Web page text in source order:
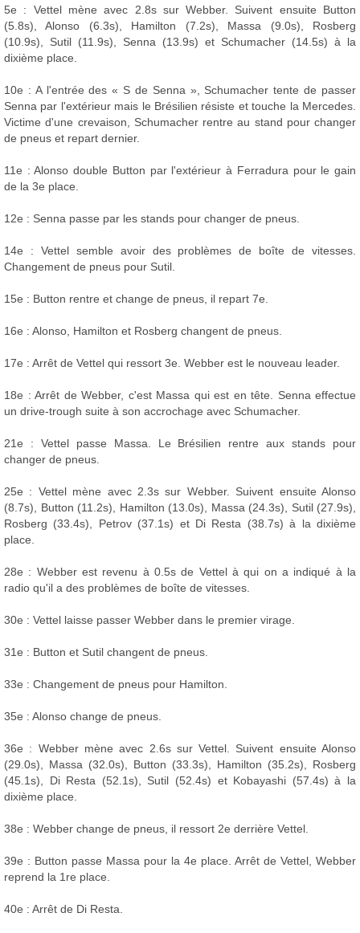
5e : Vettel mène avec 2.8s sur Webber. Suivent ensuite Button
(5.8s), Alonso (6.3s), Hamilton (7.2s), Massa (9.0s), Rosberg
(10.9s), Sutil (11.9s), Senna (13.9s) et Schumacher (14.5s) à la
dixième place.
10e : A l'entrée des « S de Senna », Schumacher tente de passer
Senna par l'extérieur mais le Brésilien résiste et touche la Mercedes.
Victime d'une crevaison, Schumacher rentre au stand pour changer
de pneus et repart dernier.
11e : Alonso double Button par l'extérieur à Ferradura pour le gain
de la 3e place.
12e : Senna passe par les stands pour changer de pneus.
14e : Vettel semble avoir des problèmes de boîte de vitesses.
Changement de pneus pour Sutil.
15e : Button rentre et change de pneus, il repart 7e.
16e : Alonso, Hamilton et Rosberg changent de pneus.
17e : Arrêt de Vettel qui ressort 3e. Webber est le nouveau leader.
18e : Arrêt de Webber, c'est Massa qui est en tête. Senna effectue
un drive-trough suite à son accrochage avec Schumacher.
21e : Vettel passe Massa. Le Brésilien rentre aux stands pour
changer de pneus.
25e : Vettel mène avec 2.3s sur Webber. Suivent ensuite Alonso
(8.7s), Button (11.2s), Hamilton (13.0s), Massa (24.3s), Sutil (27.9s),
Rosberg (33.4s), Petrov (37.1s) et Di Resta (38.7s) à la dixième
place.
28e : Webber est revenu à 0.5s de Vettel à qui on a indiqué à la
radio qu'il a des problèmes de boîte de vitesses.
30e : Vettel laisse passer Webber dans le premier virage.
31e : Button et Sutil changent de pneus.
33e : Changement de pneus pour Hamilton.
35e : Alonso change de pneus.
36e : Webber mène avec 2.6s sur Vettel. Suivent ensuite Alonso
(29.0s), Massa (32.0s), Button (33.3s), Hamilton (35.2s), Rosberg
(45.1s), Di Resta (52.1s), Sutil (52.4s) et Kobayashi (57.4s) à la
dixième place.
38e : Webber change de pneus, il ressort 2e derrière Vettel.
39e : Button passe Massa pour la 4e place. Arrêt de Vettel, Webber
reprend la 1re place.
40e : Arrêt de Di Resta.